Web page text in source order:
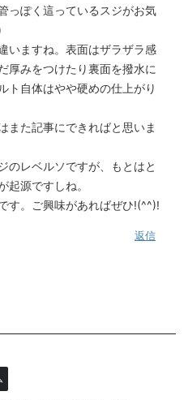
っぽく這っているスジがお気
いますね。表面はザラザラ感
厚みをつけたり裏面を撥水に
ト自体はやや硬めの仕上がり
また記事にできればと思いま
のレベルソですが、もとはと
起源ですしね。
す。ご興味があればぜひ!(^^)!
返信